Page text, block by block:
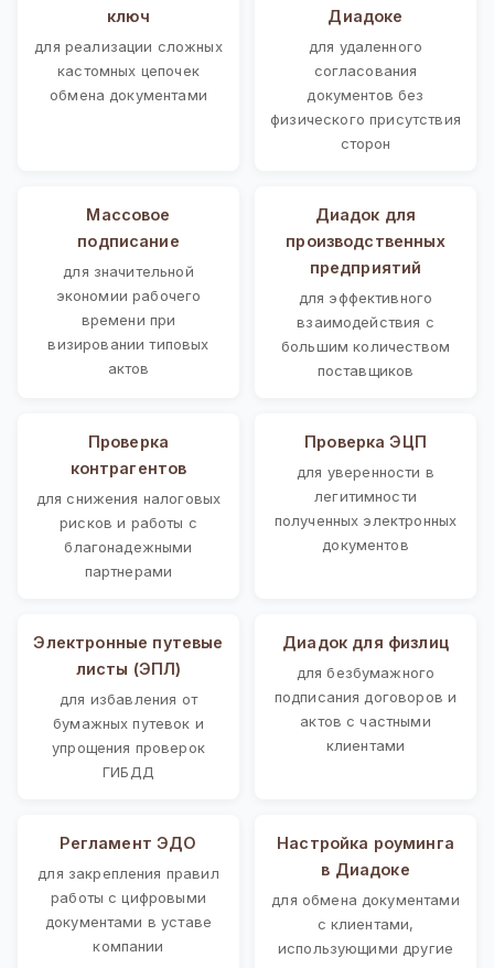
ключ
для реализации сложных
кастомных цепочек
обмена документами
Диадоке
для удаленного
согласования
документов без
физического присутствия
сторон
Массовое
подписание
для значительной
экономии рабочего
времени при
визировании типовых
актов
Диадок для
производственных
предприятий
для эффективного
взаимодействия с
большим количеством
поставщиков
Проверка
контрагентов
для снижения налоговых
рисков и работы с
благонадежными
партнерами
Проверка ЭЦП
для уверенности в
легитимности
полученных электронных
документов
Электронные путевые
листы (ЭПЛ)
для избавления от
бумажных путевок и
упрощения проверок
ГИБДД
Диадок для физлиц
для безбумажного
подписания договоров и
актов с частными
клиентами
Регламент ЭДО
для закрепления правил
работы с цифровыми
документами в уставе
компании
Настройка роуминга
в Диадоке
для обмена документами
с клиентами,
использующими другие